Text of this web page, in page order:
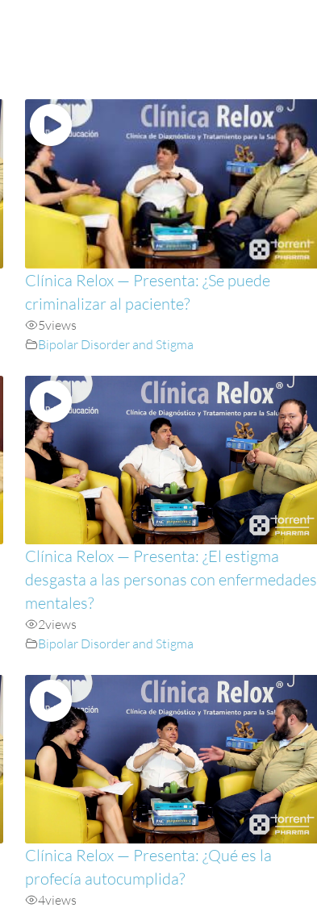
Clínica Relox — Presenta: ¿Se puede
criminalizar al paciente?
5views
Bipolar Disorder and Stigma
Clínica Relox — Presenta: ¿El estigma
desgasta a las personas con enfermedades
mentales?
2views
Bipolar Disorder and Stigma
Clínica Relox — Presenta: ¿Qué es la
profecía autocumplida?
4views